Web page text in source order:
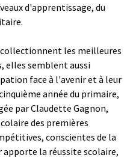
d'apprentissage, du
les meilleures
elles semblent aussi
face à l'avenir et à leur
année du primaire,
par Claudette Gagnon,
des premières
conscientes de la
apporte la réussite scolaire,